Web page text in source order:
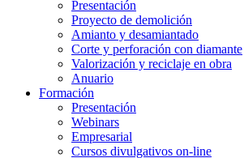
Presentación
Proyecto de demolición
Amianto y desamiantado
Corte y perforación con diamante
Valorización y reciclaje en obra
Anuario
Formación
Presentación
Webinars
Empresarial
Cursos divulgativos on-line